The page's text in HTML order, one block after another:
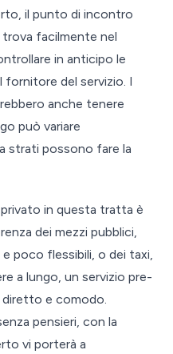
il punto di incontro
facilmente nel
in anticipo le
del servizio. I
anche tenere
può variare
strati possono fare la
in questa tratta è
dei mezzi pubblici,
poco flessibili, o dei taxi,
a lungo, un servizio pre-
diretto e comodo.
pensieri, con la
vi porterà a